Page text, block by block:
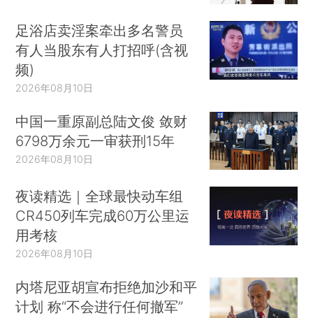
足浴店卖淫案牵出多名警员
有人当股东有人打招呼(含视
频)
2026年08月10日
中国一重原副总陆文俊 敛财
6798万余元一审获刑15年
2026年08月10日
夜读精选｜全球最快动车组
CR450列车完成60万公里运
用考核
2026年08月10日
内塔尼亚胡宣布拒绝加沙和平
计划 称“不会进行任何撤军”